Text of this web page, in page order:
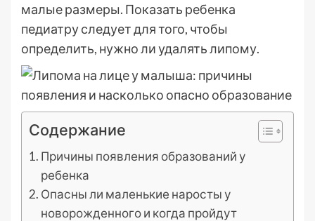
малые размеры. Показать ребенка
педиатру следует для того, чтобы
определить, нужно ли удалять липому.
Содержание
Причины появления образований у
ребенка
Опасны ли маленькие наросты у
новорожденного и когда пройдут